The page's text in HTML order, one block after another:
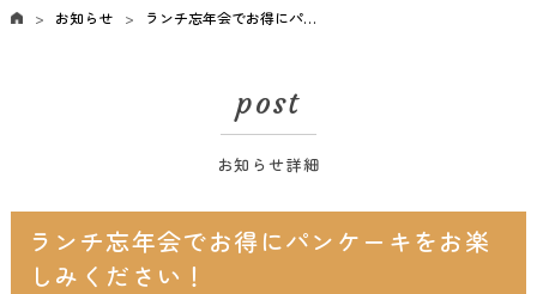
お知らせ ランチ忘年会でお得にパンケーキをお楽しみください！
post
お知らせ詳細
ランチ忘年会でお得にパンケーキをお楽
しみください！